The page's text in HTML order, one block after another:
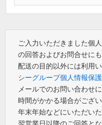
ご入力いただきました個
の回答およびお問合せに
配送の目的以外には利用い
シーグループ個人情報保
メールでのお問い合わせ
時間がかかる場合がござ
年末年始などにいただい